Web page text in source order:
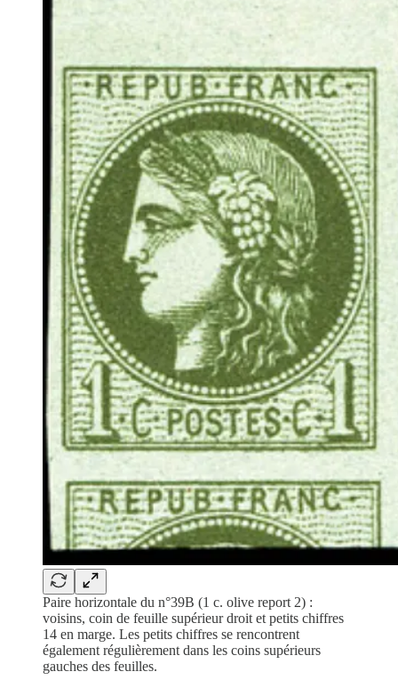
Paire horizontale du n°39B (1 c. olive report 2) :
voisins, coin de feuille supérieur droit et petits chiffres
14 en marge. Les petits chiffres se rencontrent
également régulièrement dans les coins supérieurs
gauches des feuilles.